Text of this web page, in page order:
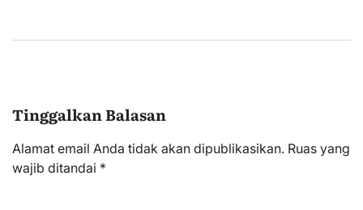
Tinggalkan Balasan
Alamat email Anda tidak akan dipublikasikan. Ruas yang
wajib ditandai *